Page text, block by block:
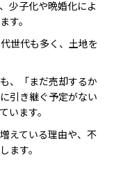
少子化や晩婚化によ
す。
世代も多く、土地を
、「まだ売却するか
引き継ぐ予定がない
います。
えている理由や、不
ます。